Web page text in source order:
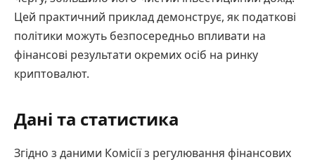
Цей практичний приклад демонструє, як податкові
політики можуть безпосередньо впливати на
фінансові результати окремих осіб на ринку
криптовалют.
Дані та статистика
Згідно з даними Комісії з регулювання фінансових